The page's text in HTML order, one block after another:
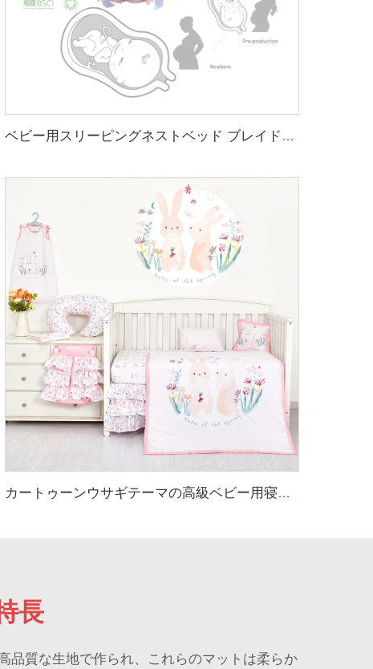
ベビー用スリーピングネストベッド ブレイド加工されたソフトなニューボーン用ラウンジャー ポータブルクレード 該当するベビーネスト
カートゥーンウサギテーマの高級ベビー用寝具セット 新生児女の子用ベッドセット
長
品質な生地で作られ、これらのマットは柔らか